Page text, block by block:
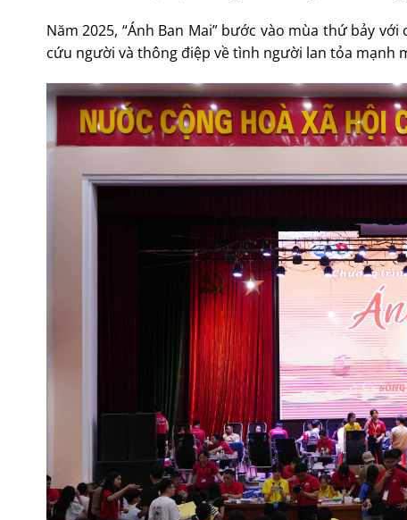
Năm 2025, “Ánh Ban Mai” bước vào mùa thứ bảy với
cứu người và thông điệp về tình người lan tỏa mạnh